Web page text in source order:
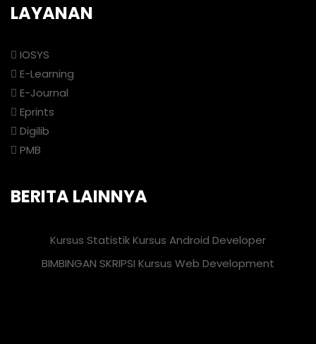
LAYANAN
IOSYS
E-Learning
E-Journal
Eprints
Digilib
PMB
BERITA LAINNYA
Kursus StatistikKursus Android Developer
BIMBINGAN SKRIPSI Kursus Web Development